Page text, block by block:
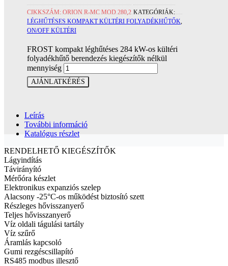
CIKKSZÁM:ORION R-MC MOD.280,2 KATEGÓRIÁK:
LÉGHŰTÉSES KOMPAKT KÜLTÉRI FOLYADÉKHŰTŐK,
ON/OFF KÜLTÉRI
FROST kompakt léghűtéses 284 kW-os kültéri
folyadékhűtő berendezés kiegészítők nélkül
mennyiség
AJÁNLATKÉRÉS
Leírás
További információ
Katalógus részlet
RENDELHETŐ KIEGÉSZÍTŐK
Lágyindítás
Távirányító
Mérőóra készlet
Elektronikus expanziós szelep
Alacsony -25°C-os működést biztosító szett
Részleges hővisszanyerő
Teljes hővisszanyerő
Víz oldali tágulási tartály
Víz szűrő
Áramlás kapcsoló
Gumi rezgéscsillapító
RS485 modbus illesztő